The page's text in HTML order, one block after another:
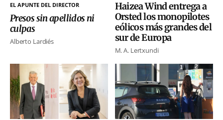
EL APUNTE DEL DIRECTOR
Presos sin apellidos ni
culpas
Alberto Lardiés
Haizea Wind entrega a
Orsted los monopilotes
eólicos más grandes del
sur de Europa
M. A. Lertxundi